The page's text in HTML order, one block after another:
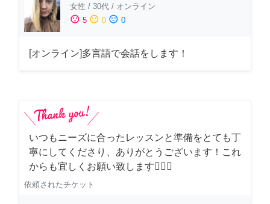
女性 / 30代 / オンライン
sentiment_satisfied 5 sentiment_neutral 0 sentiment_dissatisfied 0
[オンライン]多言語で会話をします！
いつもニーズに合ったレッスンと準備をとても丁
寧にしてくださり、ありがとうございます！これ
からも宜しくお願い致します🙇‍♀️✨
依頼されたチケット